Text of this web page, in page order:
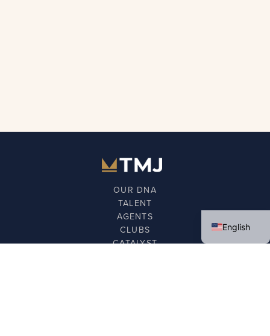
OUR DNA
TALENT
AGENTS
CLUBS
CATALYST
English